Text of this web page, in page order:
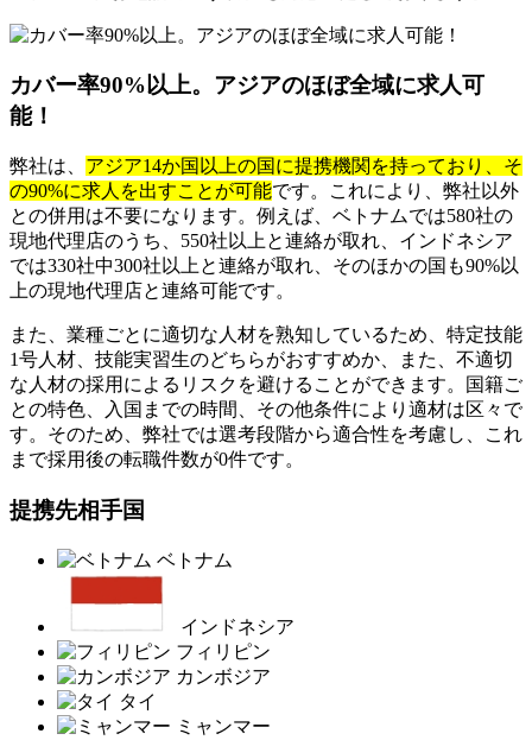
カバー率90%以上。アジアのほぼ全域に求人可
能！
弊社は、 アジア14か国以上の国に提携機関を持っており、そ
の90%に求人を出すことが可能です。これにより、弊社以外
との併用は不要になります。例えば、ベトナムでは580社の
現地代理店のうち、550社以上と連絡が取れ、インドネシア
では330社中300社以上と連絡が取れ、そのほかの国も90%以
上の現地代理店と連絡可能です。
また、業種ごとに適切な人材を熟知しているため、特定技能
1号人材、技能実習生のどちらがおすすめか、また、不適切
な人材の採用によるリスクを避けることができます。国籍ご
との特色、入国までの時間、その他条件により適材は区々で
す。そのため、弊社では選考段階から適合性を考慮し、これ
まで採用後の転職件数が0件です。
提携先相手国
ベトナム
インドネシア
フィリピン
カンボジア
タイ
ミャンマー